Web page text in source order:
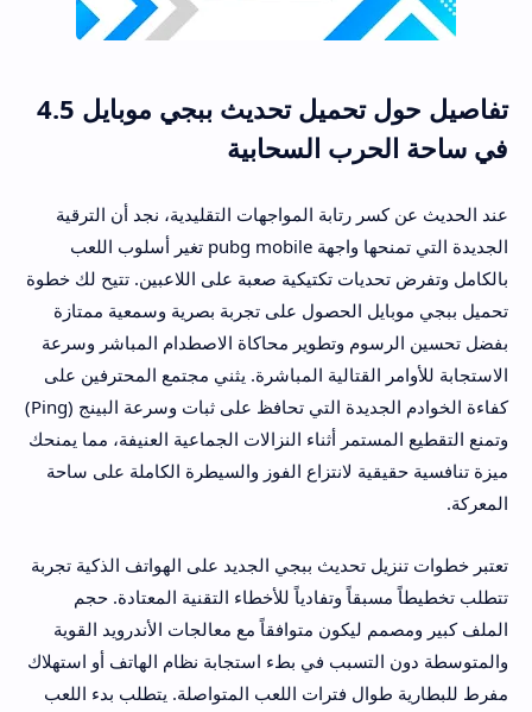
تفاصيل حول تحميل تحديث ببجي موبايل 4.5
في ساحة الحرب السحابية
عند الحديث عن كسر رتابة المواجهات التقليدية، نجد أن الترقية
الجديدة التي تمنحها واجهة pubg mobile تغير أسلوب اللعب
بالكامل وتفرض تحديات تكتيكية صعبة على اللاعبين. تتيح لك خطوة
تحميل ببجي موبايل الحصول على تجربة بصرية وسمعية ممتازة
بفضل تحسين الرسوم وتطوير محاكاة الاصطدام المباشر وسرعة
الاستجابة للأوامر القتالية المباشرة. يثني مجتمع المحترفين على
كفاءة الخوادم الجديدة التي تحافظ على ثبات وسرعة البينج (Ping)
وتمنع التقطيع المستمر أثناء النزالات الجماعية العنيفة، مما يمنحك
ميزة تنافسية حقيقية لانتزاع الفوز والسيطرة الكاملة على ساحة
المعركة.
تعتبر خطوات تنزيل تحديث ببجي الجديد على الهواتف الذكية تجربة
تتطلب تخطيطاً مسبقاً وتفادياً للأخطاء التقنية المعتادة. حجم
الملف كبير ومصمم ليكون متوافقاً مع معالجات الأندرويد القوية
والمتوسطة دون التسبب في بطء استجابة نظام الهاتف أو استهلاك
مفرط للبطارية طوال فترات اللعب المتواصلة. يتطلب بدء اللعب